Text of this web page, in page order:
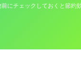
にチェックしておくと節約